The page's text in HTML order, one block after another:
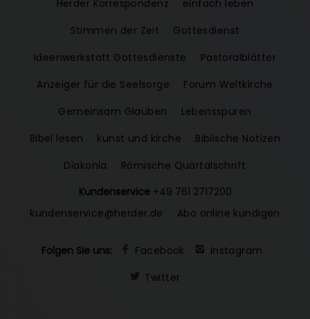
Herder Korrespondenz
einfach leben
Stimmen der Zeit
Gottesdienst
Ideenwerkstatt Gottesdienste
Pastoralblätter
Anzeiger für die Seelsorge
Forum Weltkirche
Gemeinsam Glauben
Lebensspuren
Bibel lesen
kunst und kirche
Biblische Notizen
Diakonia
Römische Quartalschrift
Kundenservice +49 761 2717200
kundenservice@herder.de
Abo online kündigen
Folgen Sie uns: Facebook
Instagram
Twitter